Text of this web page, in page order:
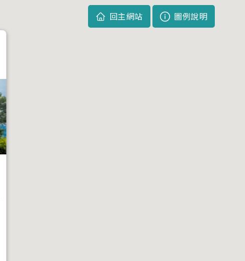
回主網站 圖例說明